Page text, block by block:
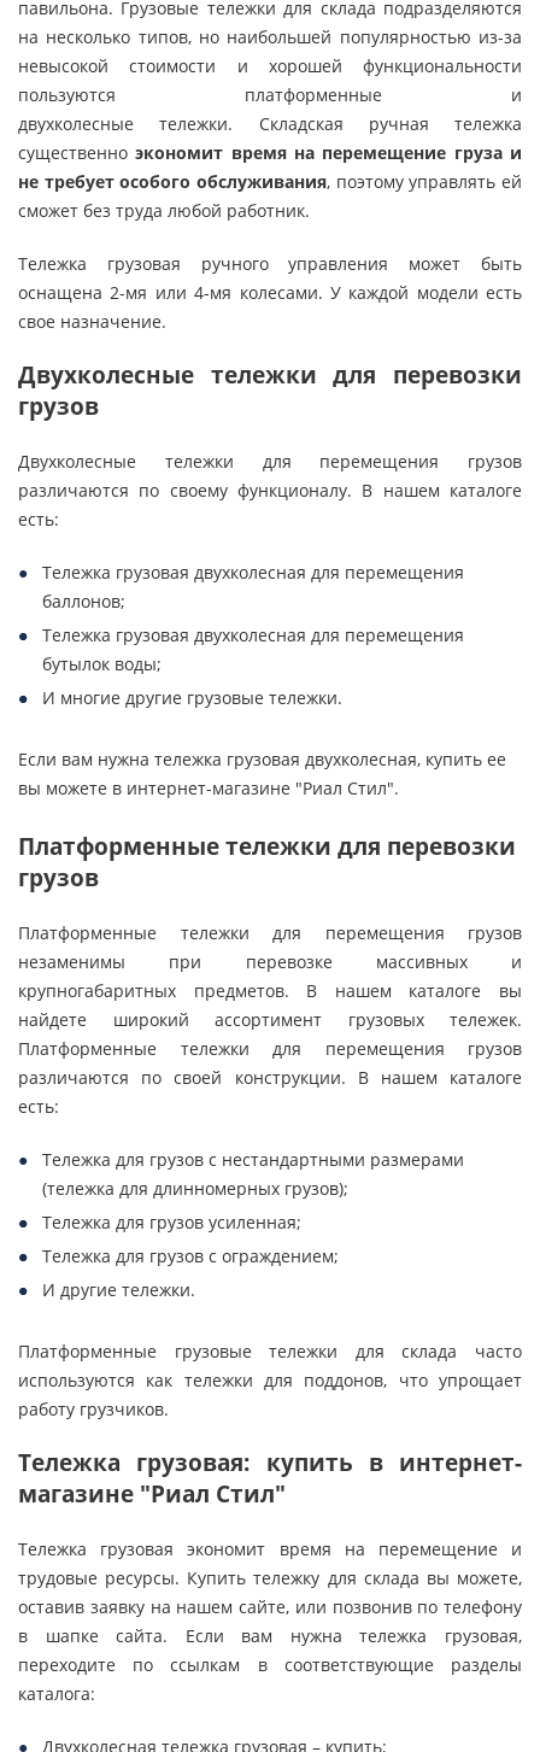
павильона. Грузовые тележки для склада подразделяются
на несколько типов, но наибольшей популярностью из-за
невысокой стоимости и хорошей функциональности
пользуются платформенные и
двухколесные тележки. Складская ручная тележка
существенноэкономит время на перемещение груза и
не требует особого обслуживания, поэтому управлять ей
сможет без труда любой работник.
Тележка грузовая ручного управления может быть
оснащена 2-мя или 4-мя колесами. У каждой модели есть
свое назначение.
Двухколесные тележки для перевозки
грузов
Двухколесные тележки для перемещения грузов
различаются по своему функционалу. В нашем каталоге
есть:
Тележка грузовая двухколесная для перемещения
баллонов;
Тележка грузовая двухколесная для перемещения
бутылок воды;
И многие другие грузовые тележки.
Если вам нужна тележка грузовая двухколесная, купить ее
вы можете в интернет-магазине "Риал Стил".
Платформенные тележки для перевозки
грузов
Платформенные тележки для перемещения грузов
незаменимы при перевозке массивных и
крупногабаритных предметов. В нашем каталоге вы
найдете широкий ассортимент грузовых тележек.
Платформенные тележки для перемещения грузов
различаются по своей конструкции. В нашем каталоге
есть:
Тележка для грузов с нестандартными размерами
(тележка для длинномерных грузов);
Тележка для грузов усиленная;
Тележка для грузов с ограждением;
И другие тележки.
Платформенные грузовые тележки для склада часто
используются как тележки для поддонов, что упрощает
работу грузчиков.
Тележка грузовая: купить в интернет-
магазине "Риал Стил"
Тележка грузовая экономит время на перемещение и
трудовые ресурсы. Купить тележку для склада вы можете,
оставив заявку на нашем сайте, или позвонив по телефону
в шапке сайта. Если вам нужна тележка грузовая,
переходите по ссылкам в соответствующие разделы
каталога:
Двухколесная тележка грузовая – купить;